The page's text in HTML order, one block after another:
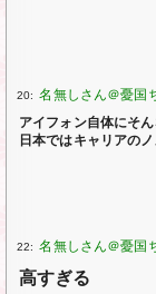
20:
アイフォン自体にそ
日本ではキャリアの
22:
高すぎる